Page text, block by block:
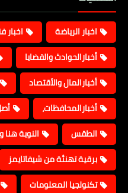
اخبار الرياضة اخبار
أخبارالحوادث والقضايا
أخبارالمال والأقتصاد
أخبارالمحافظات،
الطقس
النوبة
برقية تهنئة من شيفاتايمز
تكنولجيا المعلومات